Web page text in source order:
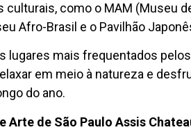
culturais, como o MAM (Museu
Afro-Brasil e o Pavilhão
lugares mais frequentados
em meio à natureza e
do ano.
Arte de São Paulo Assis